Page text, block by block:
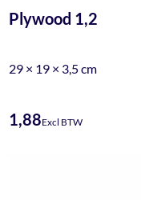
Plywood 1,2
29 × 19 × 3,5 cm
1,88Excl BTW